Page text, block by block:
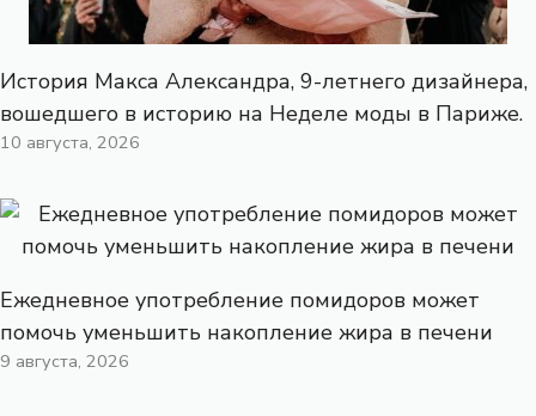
История Макса Александра, 9-летнего дизайнера,
вошедшего в историю на Неделе моды в Париже.
10 августа, 2026
Ежедневное употребление помидоров может
помочь уменьшить накопление жира в печени
9 августа, 2026